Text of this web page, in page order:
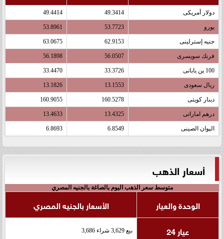
دولار أمريكى 49.3414
49.4414
يورو 53.7723
53.8961
جنيه إسترلينى 62.9153
63.0675
فرنك سويسرى 56.0507
56.1898
100 ين يابانى 33.3726
33.4470
ريال سعودى 13.1553
13.1826
دينار كويتى 160.5278
160.9055
درهم اماراتى 13.4325
13.4633
اليوان الصينى 6.8549
6.8693
أسعار الذهب
متوسط سعر الذهب اليوم بالصاغة بالجنيه المصري
الوحدة والعيار
الأسعار بالجنيه المصري
عيار 24
بيع 3,629 شراء 3,686